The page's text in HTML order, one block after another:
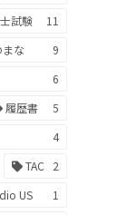
試験
11
まな
9
6
履歴書
5
4
TAC
2
US
1